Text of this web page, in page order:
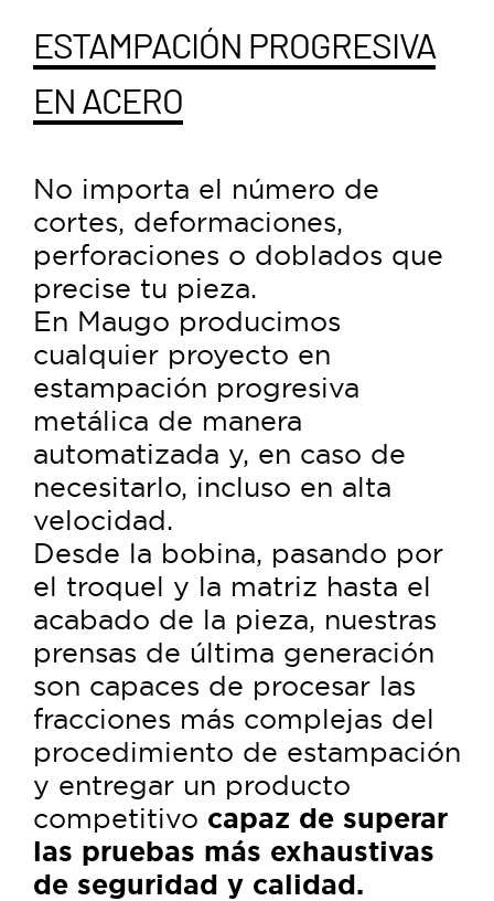
ESTAMPACIÓN PROGRESIVA
EN ACERO
No importa el número de
cortes, deformaciones,
perforaciones o doblados que
precise tu pieza.
En Maugo producimos
cualquier proyecto en
estampación progresiva
metálica de manera
automatizada y, en caso de
necesitarlo, incluso en alta
velocidad.
Desde la bobina, pasando por
el troquel y la matriz hasta el
acabado de la pieza, nuestras
prensas de última generación
son capaces de procesar las
fracciones más complejas del
procedimiento de estampación
y entregar un producto
competitivo capaz de superar
las pruebas más exhaustivas
de seguridad y calidad.